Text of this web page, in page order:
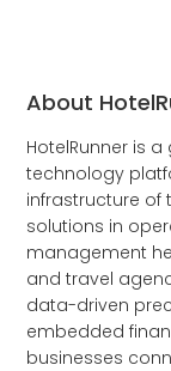
About
HotelRunner is
technology
infrastructure of
solutions in
management
and travel
data-driven
embedded
businesses